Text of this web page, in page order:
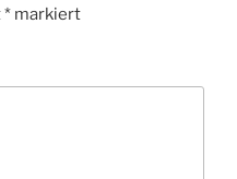
* markiert